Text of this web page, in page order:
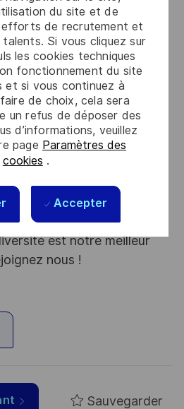
du site et de
de recrutement et
Si vous cliquez sur
les cookies techniques
fonctionnement du site
et si vous continuez à
de choix, cela sera
un refus de déposer des
d’informations, veuillez
page Paramètres des
cookies .
Accepter
de Thales Alenia Space
d’architectes logiciels
choix techniques sur des
à forts enjeux
et de haut niveau
défendez et portez des
et durables, en lien
produits et clients
Engagée, reconnait
est notre meilleur
nous !
Sauvegarder